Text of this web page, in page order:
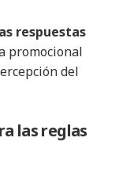
respuestas
promocional
del
las reglas